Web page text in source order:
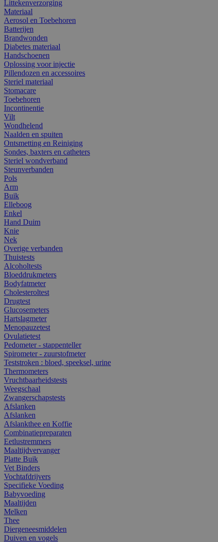
Littekenverzorging
Materiaal
Aerosol en Toebehoren
Batterijen
Brandwonden
Diabetes materiaal
Handschoenen
Oplossing voor injectie
Pillendozen en accessoires
Steriel materiaal
Stomacare
Toebehoren
Incontinentie
Vilt
Wondhelend
Naalden en spuiten
Ontsmetting en Reiniging
Sondes, baxters en catheters
Steriel wondverband
Steunverbanden
Pols
Arm
Buik
Elleboog
Enkel
Hand Duim
Knie
Nek
Overige verbanden
Thuistests
Alcoholtests
Bloeddrukmeters
Bodyfatmeter
Cholesteroltest
Drugtest
Glucosemeters
Hartslagmeter
Menopauzetest
Ovulatietest
Pedometer - stappenteller
Spirometer - zuurstofmeter
Teststroken : bloed, speeksel, urine
Thermometers
Vruchtbaarheidstests
Weegschaal
Zwangerschapstests
Afslanken
Afslanken
Afslankthee en Koffie
Combinatiepreparaten
Eetlustremmers
Maaltijdvervanger
Platte Buik
Vet Binders
Vochtafdrijvers
Specifieke Voeding
Babyvoeding
Maaltijden
Melken
Thee
Diergeneesmiddelen
Duiven en vogels